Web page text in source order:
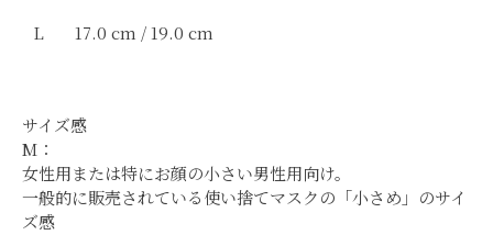
L
17.0 cm / 19.0 cm
サイズ感
M：
女性用または特にお顔の小さい男性用向け。
一般的に販売されている使い捨てマスクの「小さめ」のサイ
ズ感